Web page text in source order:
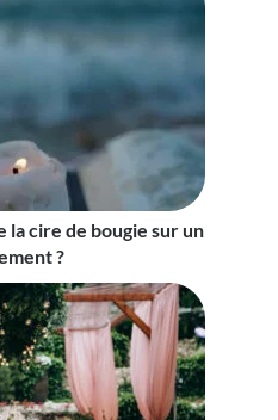
la cire de bougie sur un
?